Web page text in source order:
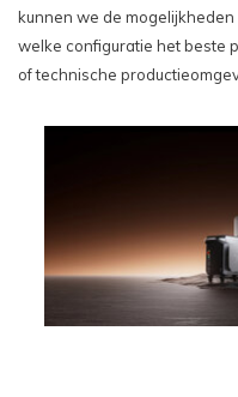
kunnen we de
welke configuratie het beste
of technische